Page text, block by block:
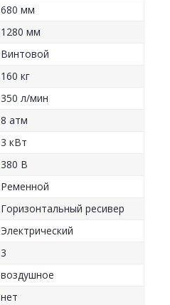
680 мм
1280 мм
Винтовой
160 кг
350 л/мин
8 атм
3 кВт
380 В
Ременной
Горизонтальный ресивер
Электрический
3
воздушное
нет